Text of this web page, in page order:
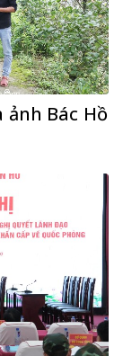
ảnh Bác Hồ